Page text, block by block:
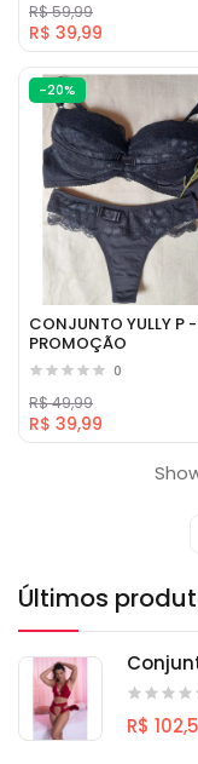
Últimos
R$
R$ 39,99
R$ 59,99
-20%
CONJUNTO YULLY P -
PROMOÇÃO
0
R$ 39,99
R$ 49,99